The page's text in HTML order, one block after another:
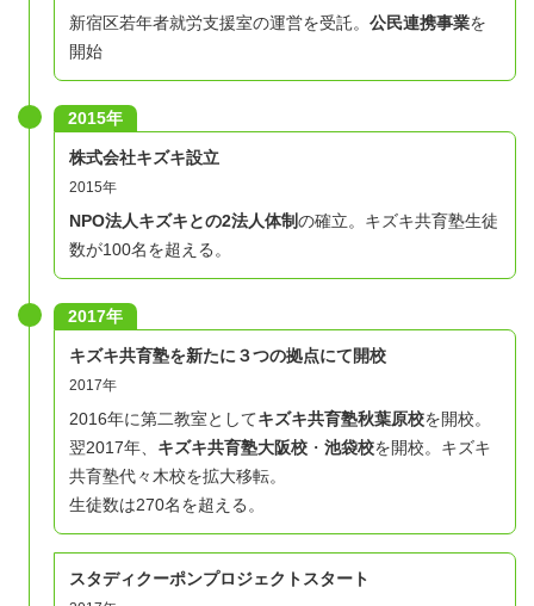
新宿区若年者就労支援室の運営を受託。 公民連携事業を
開始
2015年
株式会社キズキ設立
2015年
NPO法人キズキとの2法人体制の確立。キズキ共育塾生徒
数が100名を超える。
2017年
キズキ共育塾を新たに３つの拠点にて開校
2017年
2016年に第二教室としてキズキ共育塾秋葉原校を開校。
翌2017年、 キズキ共育塾大阪校 ・ 池袋校を開校。キズキ
共育塾代々木校を拡大移転。
生徒数は270名を超える。
スタディクーポンプロジェクトスタート